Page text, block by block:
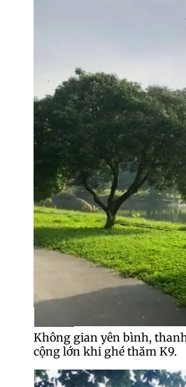
Không gian yên bình,
cộng lớn khi ghé thăm K9.